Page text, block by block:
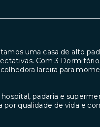
uma casa de alto
Com 3
lareira para
padaria e
por qualidade de vida e